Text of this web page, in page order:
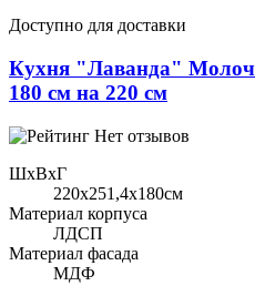
Доступно для доставки
Кухня "Лаванда"
180 см на 220 см
Нет отзывов
ШхВхГ
220x251,4х180см
Материал корпуса
ЛДСП
Материал фасада
МДФ